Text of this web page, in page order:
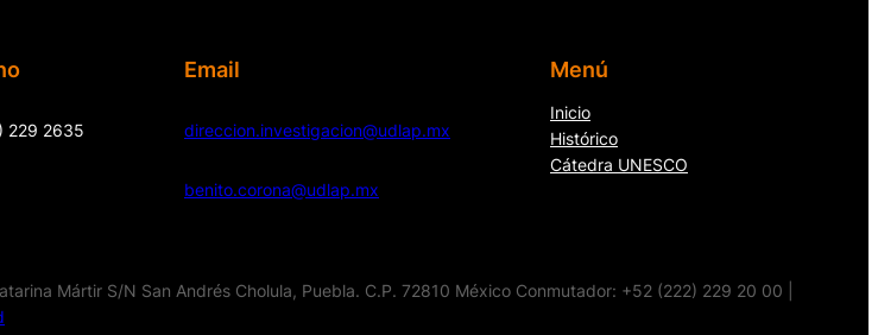
229 2635
Email
direccion.investigacion@udlap.mx
benito.corona@udlap.mx
Menú
Inicio
Histórico
Cátedra UNESCO
Mártir S/N San Andrés Cholula, Puebla. C.P. 72810 México Conmutador: +52 (222) 229 20 00 |